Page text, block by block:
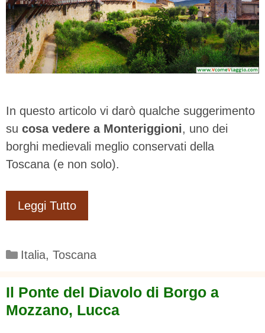
In questo articolo vi darò qualche suggerimento
su cosa vedere a Monteriggioni, uno dei
borghi medievali meglio conservati della
Toscana (e non solo).
Leggi Tutto
Categorie
Italia, Toscana
Il Ponte del Diavolo di Borgo a
Mozzano, Lucca